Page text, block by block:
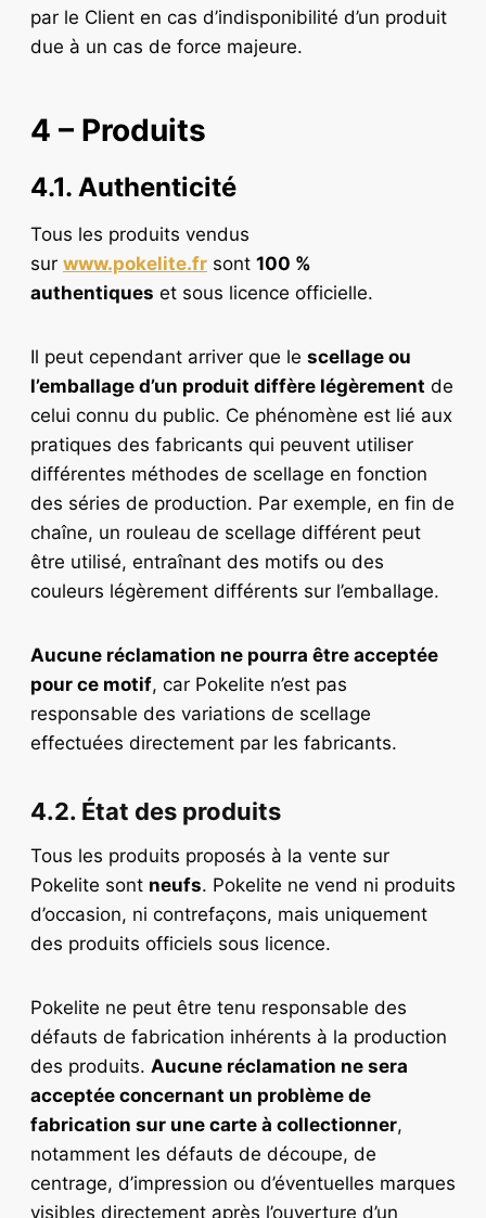
par le Client en cas d’indisponibilité d’un produit
due à un cas de force majeure.
4 – Produits
4.1. Authenticité
Tous les produits vendus
sur www.pokelite.fr sont 100 %
authentiques et sous licence officielle.
Il peut cependant arriver que le scellage ou
l’emballage d’un produit diffère légèrement de
celui connu du public. Ce phénomène est lié aux
pratiques des fabricants qui peuvent utiliser
différentes méthodes de scellage en fonction
des séries de production. Par exemple, en fin de
chaîne, un rouleau de scellage différent peut
être utilisé, entraînant des motifs ou des
couleurs légèrement différents sur l’emballage.
Aucune réclamation ne pourra être acceptée
pour ce motif, car Pokelite n’est pas
responsable des variations de scellage
effectuées directement par les fabricants.
4.2. État des produits
Tous les produits proposés à la vente sur
Pokelite sont neufs. Pokelite ne vend ni produits
d’occasion, ni contrefaçons, mais uniquement
des produits officiels sous licence.
Pokelite ne peut être tenu responsable des
défauts de fabrication inhérents à la production
des produits. Aucune réclamation ne sera
acceptée concernant un problème de
fabrication sur une carte à collectionner,
notamment les défauts de découpe, de
centrage, d’impression ou d’éventuelles marques
visibles directement après l’ouverture d’un